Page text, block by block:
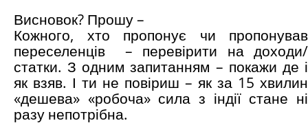
Висновок? Прошу –
Кожного, хто пропонує чи пропонував
переселенців – перевірити на доходи/
статки. З одним запитанням – покажи де і
як взяв. І ти не повіриш – як за 15 хвилин
«дешева» «робоча» сила з індії стане ні
разу непотрібна.